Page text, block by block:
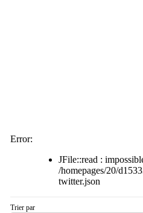
Error:
JFile::read :
/homepages/20/
twitter.json
Trier par